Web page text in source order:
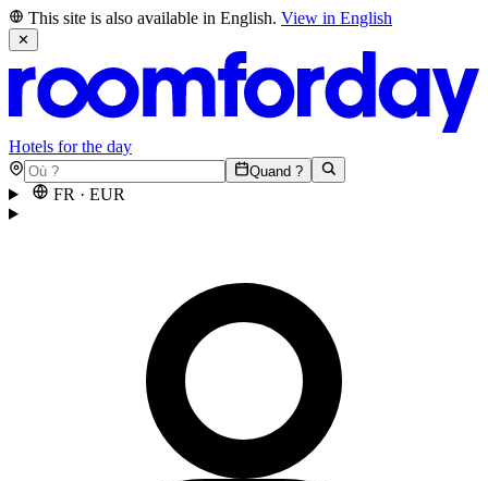
This site is also available in English. View in English
✕
Hotels for the day
Quand ?
FR · EUR